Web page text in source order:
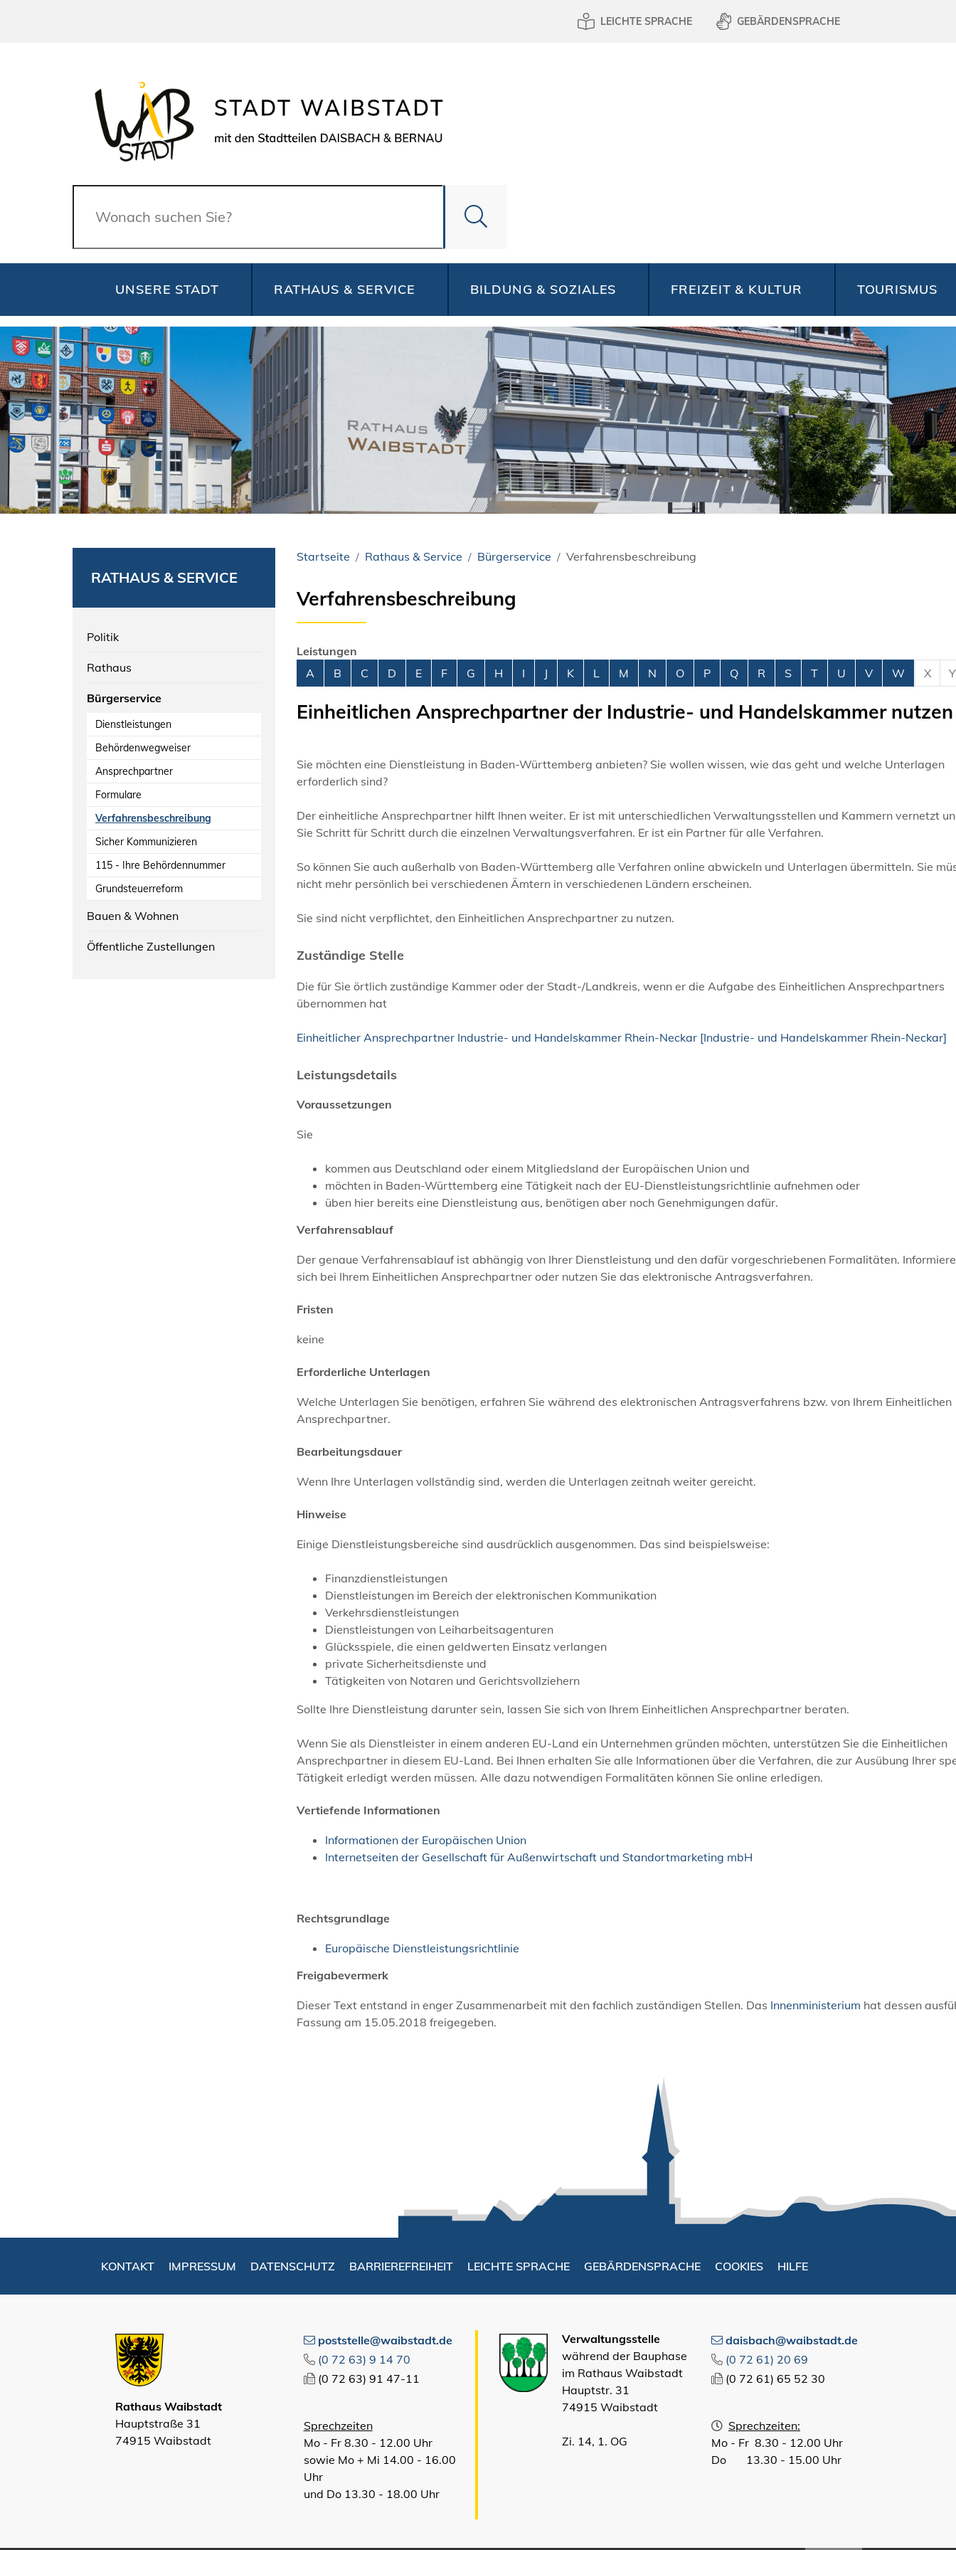
LEICHTE SPRACHE GEBÄRDENSPRACHE
Suche
UNSERE STADT RATHAUS & SERVICE BILDUNG & SOZIALES FREIZEIT & KULTUR TOURISMUS
RATHAUS & SERVICE
Politik
Rathaus
Bürgerservice
Dienstleistungen
Behördenwegweiser
Ansprechpartner
Formulare
Verfahrensbeschreibung
Sicher Kommunizieren
115 - Ihre Behördennummer
Grundsteuerreform
Bauen & Wohnen
Öffentliche Zustellungen
Startseite Rathaus & Service Bürgerservice Verfahrensbeschreibung
Verfahrensbeschreibung
Leistungen
Alphabetisches Register überspringen
A B C D E F G H I J K L M N O P Q R S T U V W X Y
Einheitlichen Ansprechpartner der Industrie- und Handelskammer nutzen
Sie möchten eine Dienstleistung in Baden-Württemberg anbieten? Sie wollen wissen, wie das geht und welche Unterlagen
erforderlich sind?
Der einheitliche Ansprechpartner hilft Ihnen weiter. Er ist mit unterschiedlichen Verwaltungsstellen und Kammern vernetzt
Sie Schritt für Schritt durch die einzelnen Verwaltungsverfahren. Er ist ein Partner für alle Verfahren.
So können Sie auch außerhalb von Baden-Württemberg alle Verfahren online abwickeln und Unterlagen übermitteln. Sie
nicht mehr persönlich bei verschiedenen Ämtern in verschiedenen Ländern erscheinen.
Sie sind nicht verpflichtet, den Einheitlichen Ansprechpartner zu nutzen.
Zuständige Stelle
Die für Sie örtlich zuständige Kammer oder der Stadt-/Landkreis, wenn er die Aufgabe des Einheitlichen Ansprechpartners
übernommen hat
Einheitlicher Ansprechpartner Industrie- und Handelskammer Rhein-Neckar [Industrie- und Handelskammer Rhein-Neckar]
Leistungsdetails
Voraussetzungen
Sie
kommen aus Deutschland oder einem Mitgliedsland der Europäischen Union und
möchten in Baden-Württemberg eine Tätigkeit nach der EU-Dienstleistungsrichtlinie aufnehmen oder
üben hier bereits eine Dienstleistung aus, benötigen aber noch Genehmigungen dafür.
Verfahrensablauf
Der genaue Verfahrensablauf ist abhängig von Ihrer Dienstleistung und den dafür vorgeschriebenen Formalitäten.
sich bei Ihrem Einheitlichen Ansprechpartner oder nutzen Sie das elektronische Antragsverfahren.
Fristen
keine
Erforderliche Unterlagen
Welche Unterlagen Sie benötigen, erfahren Sie während des elektronischen Antragsverfahrens bzw. von Ihrem Einheitlichen
Ansprechpartner.
Bearbeitungsdauer
Wenn Ihre Unterlagen vollständig sind, werden die Unterlagen zeitnah weiter gereicht.
Hinweise
Einige Dienstleistungsbereiche sind ausdrücklich ausgenommen. Das sind beispielsweise:
Finanzdienstleistungen
Dienstleistungen im Bereich der elektronischen Kommunikation
Verkehrsdienstleistungen
Dienstleistungen von Leiharbeitsagenturen
Glücksspiele, die einen geldwerten Einsatz verlangen
private Sicherheitsdienste und
Tätigkeiten von Notaren und Gerichtsvollziehern
Sollte Ihre Dienstleistung darunter sein, lassen Sie sich von Ihrem Einheitlichen Ansprechpartner beraten.
Wenn Sie als Dienstleister in einem anderen EU-Land ein Unternehmen gründen möchten, unterstützen Sie die Einheitlichen
Ansprechpartner in diesem EU-Land. Bei Ihnen erhalten Sie alle Informationen über die Verfahren, die zur Ausübung Ihrer
Tätigkeit erledigt werden müssen. Alle dazu notwendigen Formalitäten können Sie online erledigen.
Vertiefende Informationen
Informationen der Europäischen Union
Internetseiten der Gesellschaft für Außenwirtschaft und Standortmarketing mbH
Rechtsgrundlage
Europäische Dienstleistungsrichtlinie
Freigabevermerk
Dieser Text entstand in enger Zusammenarbeit mit den fachlich zuständigen Stellen. Das Innenministerium hat dessen
Fassung am 15.05.2018 freigegeben.
KONTAKT IMPRESSUM DATENSCHUTZ BARRIEREFREIHEIT LEICHTE SPRACHE GEBÄRDENSPRACHE COOKIES HILFE
Rathaus Waibstadt
Hauptstraße 31
74915 Waibstadt
poststelle@waibstadt.de
(0 72 63) 9 14 70
(0 72 63) 91 47-11
Sprechzeiten
Mo - Fr 8.30 - 12.00 Uhr
sowie Mo + Mi 14.00 - 16.00
Uhr
und Do 13.30 - 18.00 Uhr
Verwaltungsstelle
während der Bauphase
im Rathaus Waibstadt
Hauptstr. 31
74915 Waibstadt
Zi. 14, 1. OG
daisbach@waibstadt.de
(0 72 61) 20 69
(0 72 61) 65 52 30
Sprechzeiten:
Mo - Fr 8.30 - 12.00 Uhr
Do 13.30 - 15.00 Uhr